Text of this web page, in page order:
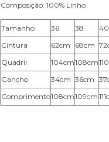
Composição: 100% Linho
Tamanho 36 38 40
Cintura
62cm 68cm
Quadril
104cm108cm
Gancho
34cm 36cm
Comprimento108cm109cm